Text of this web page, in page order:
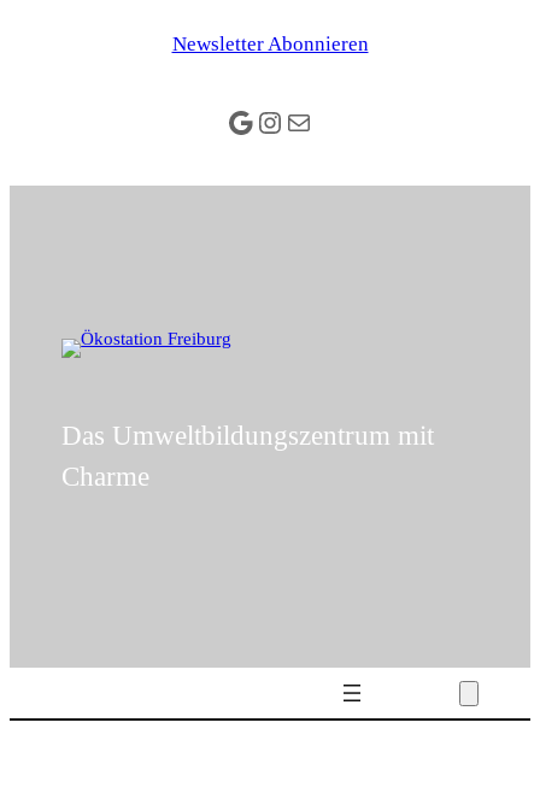
Newsletter Abonnieren
Google
Instagram
E-Mail
Das Umweltbildungszentrum mit
Charme